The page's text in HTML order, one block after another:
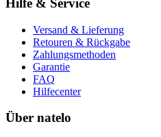
Hilfe & Service
Versand & Lieferung
Retouren & Rückgabe
Zahlungsmethoden
Garantie
FAQ
Hilfecenter
Über natelo